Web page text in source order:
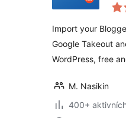
Import your
Google Takeout
WordPress, free
M. Nasikin
400+